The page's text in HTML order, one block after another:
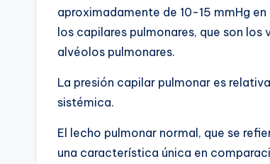
aproximadamente de 10-15 mmHg
los capilares pulmonares, que son los
alvéolos pulmonares.
La presión capilar pulmonar es
sistémica.
El lecho pulmonar normal, que se
una característica única en